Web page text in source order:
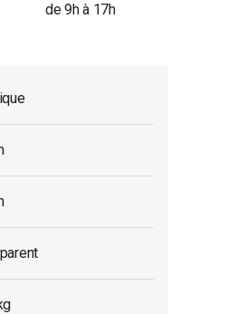
de 9h à 17h